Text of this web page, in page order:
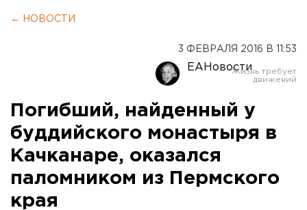
← НОВОСТИ
3 ФЕВРАЛЯ 2016 В 11:53
ЕАНовости
Погибший, найденный у
буддийского монастыря в
Качканаре, оказался
паломником из Пермского
края